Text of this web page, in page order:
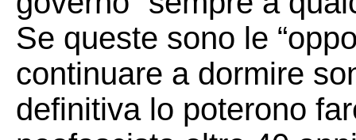
Se queste sono le
continuare a dormire
definitiva lo poterono